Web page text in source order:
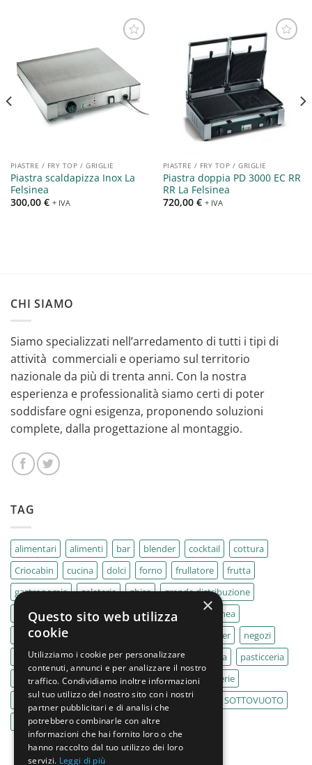
Aggiungi
alla lista
dei
desideri
PIASTRE / FRY TOP / GRIGLIE
Piastra scaldapizza Inox La
Felsinea
300,00 € + IVA
Aggiungi
alla lista
dei
desideri
PIASTRE / FRY TOP / GRIGLIE
Piastra doppia PD 3000 EC RR
RR La Felsinea
720,00 € + IVA
CHI SIAMO
Siamo specializzati nell’arredamento di tutti i tipi di
attività commerciali e operiamo sul territorio
nazionale da più di trenta anni. Con la nostra
esperienza e professionalità siamo certi di poter
soddisfare ogni esigenza, proponendo soluzioni
complete, dalla progettazione al montaggio.
TAG
alimentari alimenti bar blender cocktail
cottura
Criocabin
cucina dolci forno frullatore
frutta
gastronomia
gelaterie ghisa
grande distribuzione
IMPASTATRICE
impastatrici kebab
La Felsinea
MACELLERIA
mixer
negozi
Outlet
pane panifici panificio paninoteca
pasticceria
pasticcerie
pescherie pizza pizzeria
pizzerie
PLANETARIA
pub ristoranti ristorazione
SOTTOVUOTO
supermercati
tavole calde tostiere
×
Questo sito web utilizza
cookie
Utilizziamo i cookie per personalizzare
contenuti, annunci e per analizzare il nostro
traffico. Condividiamo inoltre informazioni
sul tuo utilizzo del nostro sito con i nostri
partner pubblicitari e di analisi che
potrebbero combinarle con altre
informazioni che hai fornito loro o che
hanno raccolto dal tuo utilizzo dei loro
servizi. Leggi di più